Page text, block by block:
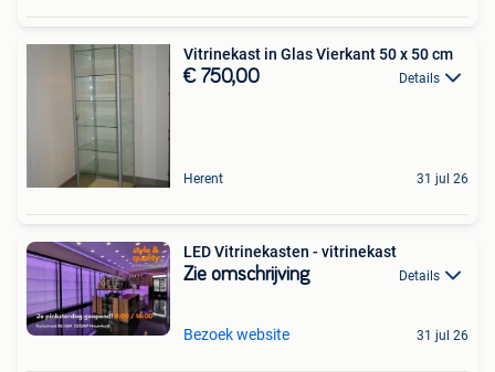
Vitrinekast in Glas Vierkant 50 x 50 cm
€ 750,00 Details
Herent 31 jul 26
LED Vitrinekasten - vitrinekast
Zie omschrijving Details
Bezoek website 31 jul 26